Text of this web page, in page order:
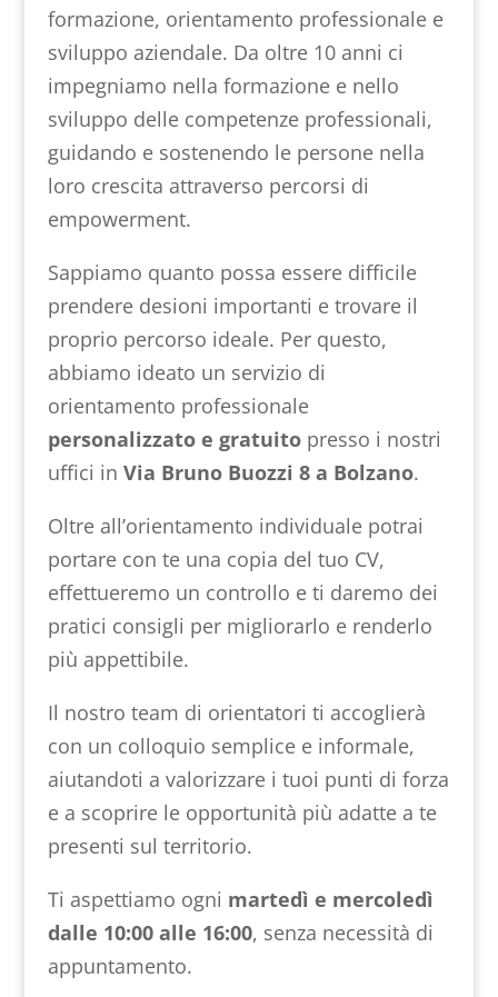
formazione, orientamento professionale e
sviluppo aziendale. Da oltre 10 anni ci
impegniamo nella formazione e nello
sviluppo delle competenze professionali,
guidando e sostenendo le persone nella
loro crescita attraverso percorsi di
empowerment.
Sappiamo quanto possa essere difficile
prendere desioni importanti e trovare il
proprio percorso ideale. Per questo,
abbiamo ideato un servizio di
orientamento professionale
personalizzato e gratuitopresso i nostri
uffici in Via Bruno Buozzi 8 a Bolzano.
Oltre all’orientamento individuale potrai
portare con te una copia del tuo CV,
effettueremo un controllo e ti daremo dei
pratici consigli per migliorarlo e renderlo
più appettibile.
Il nostro team di orientatori ti accoglierà
con un colloquio semplice e informale,
aiutandoti a valorizzare i tuoi punti di forza
e a scoprire le opportunità più adatte a te
presenti sul territorio.
Ti aspettiamo ogni martedì e mercoledì
dalle 10:00 alle 16:00, senza necessità di
appuntamento.